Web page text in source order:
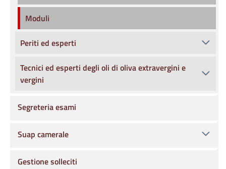
Moduli
Periti ed esperti
Tecnici ed esperti degli oli di oliva extravergini e
vergini
Segreteria esami
Suap camerale
Gestione solleciti